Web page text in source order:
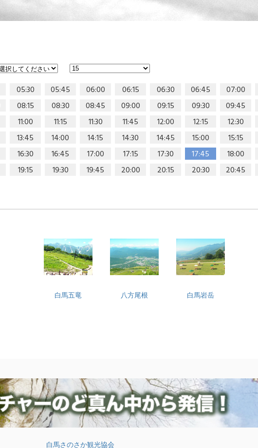
05:30 05:45 06:00 06:15 06:30 06:45 07:00
08:15 08:30 08:45 09:00 09:15 09:30 09:45
11:00 11:15 11:30 11:45 12:00 12:15 12:30
13:45 14:00 14:15 14:30 14:45 15:00 15:15
16:30 16:45 17:00 17:15 17:30 17:45 18:00
19:15 19:30 19:45 20:00 20:15 20:30 20:45
白馬五竜 八方尾根 白馬岩岳